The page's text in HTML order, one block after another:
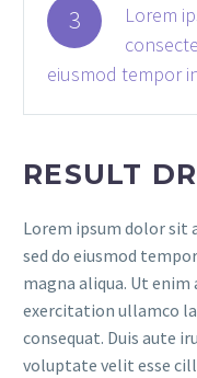
3
Lorem
eiusmod tempor
RESULT
Lorem ipsum dolor sit
sed do eiusmod
magna aliqua. Ut
exercitation ullamco
consequat. Duis aute
voluptate velit esse